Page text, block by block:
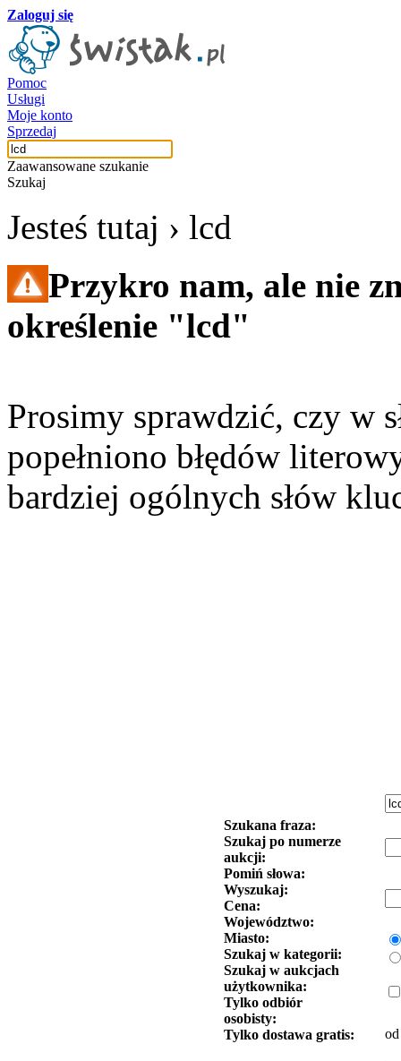
Zaloguj się
Pomoc
Usługi
Moje konto
Sprzedaj
Zaawansowane szukanie
Szukaj
Jesteś tutaj › lcd
Przykro nam, ale nie
określenie "lcd"
Prosimy sprawdzić, czy w
popełniono błędów
bardziej ogólnych słów
Szukana fraza:
Szukaj po numerze
aukcji:
Pomiń słowa:
Wyszukaj:
Cena:
Województwo:
Miasto:
Szukaj w kategorii:
Szukaj w aukcjach
użytkownika:
Tylko odbiór
osobisty:
Tylko dostawa gratis:
od